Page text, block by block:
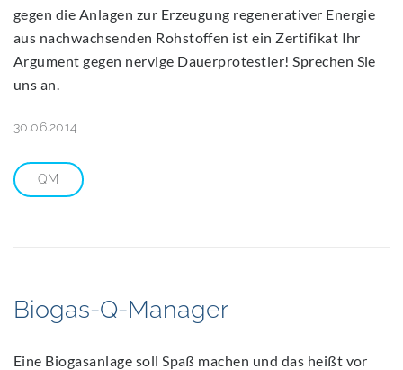
gegen die Anlagen zur Erzeugung regenerativer Energie
aus nachwachsenden Rohstoffen ist ein Zertifikat Ihr
Argument gegen nervige Dauerprotestler! Sprechen Sie
uns an.
30.06.2014
QM
Biogas-Q-Manager
Eine Biogasanlage soll Spaß machen und das heißt vor